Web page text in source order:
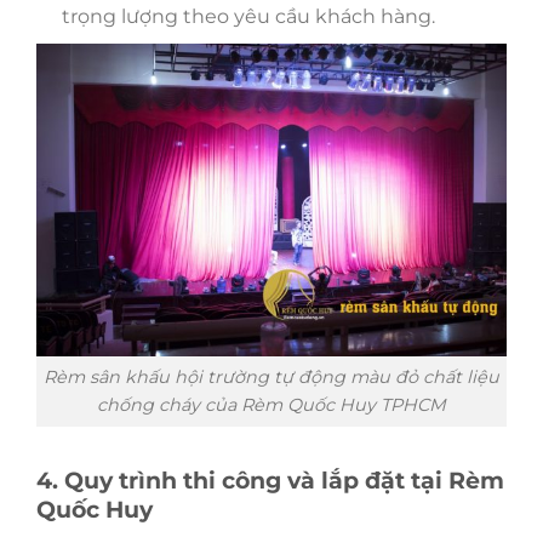
trọng lượng theo yêu cầu khách hàng.
Rèm sân khấu hội trường tự động màu đỏ chất liệu
chống cháy của Rèm Quốc Huy TPHCM
4. Quy trình thi công và lắp đặt tại Rèm
Quốc Huy